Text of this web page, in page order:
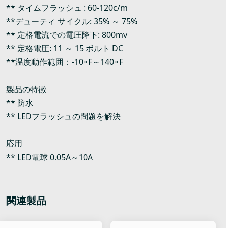
** タイムフラッシュ : 60-120c/m
**デューティ サイクル: 35% ～ 75%
** 定格電流での電圧降下: 800mv
** 定格電圧: 11 ～ 15 ボルト DC
**温度動作範囲：-10∘F～140∘F
製品の特徴
** 防水
** LEDフラッシュの問題を解決
応用
** LED電球 0.05A～10A
関連製品